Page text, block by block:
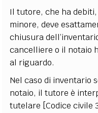
Il tutore, che ha
minore, deve
chiusura
cancelliere o il notaio
al riguardo.
Nel caso di inventario
notaio, il tutore è
tutelare [Codice civile